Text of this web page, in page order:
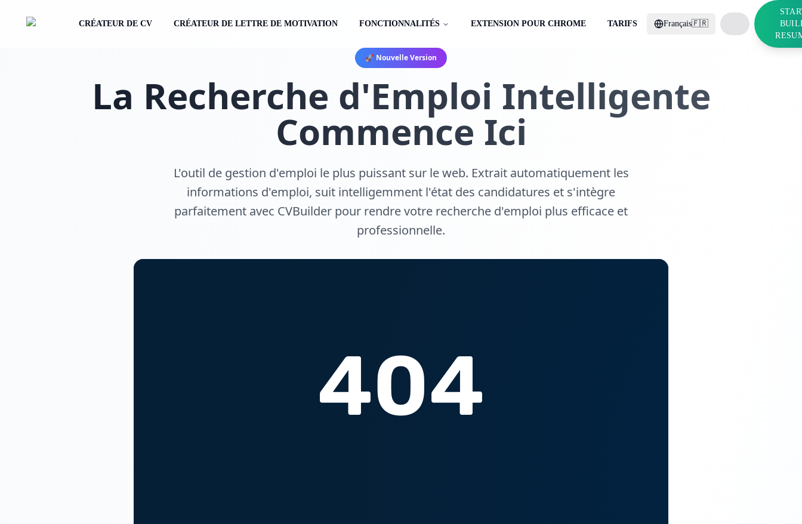
CRÉATEUR DE CV CRÉATEUR DE LETTRE DE MOTIVATION FONCTIONNALITÉS EXTENSION POUR CHROME TARIFS Français🇫🇷
🚀 Nouvelle Version
La Recherche d'Emploi Intelligente
Commence Ici
L'outil de gestion d'emploi le plus puissant sur le web. Extrait automatiquement les
informations d'emploi, suit intelligemment l'état des candidatures et s'intègre
parfaitement avec CVBuilder pour rendre votre recherche d'emploi plus efficace et
professionnelle.